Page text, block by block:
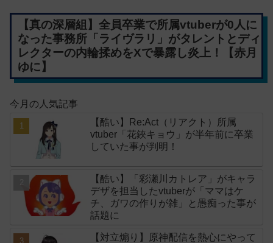
【真の深層組】全員卒業で所属vtuberが0人に
なった事務所「ライヴラリ」がタレントとディ
レクターの内輪揉めをXで暴露し炎上！【赤月
ゆに】
今月の人気記事
【酷い】Re:Act（リアクト）所属
vtuber「花鋏キョウ」が半年前に卒業
していた事が判明！
【酷い】「彩瀬川カトレア」がキャラ
デザを担当したvtuberが「ママはケ
チ、ガワの作りが雑」と愚痴った事が
話題に
【対立煽り】原神配信を熱心にやって